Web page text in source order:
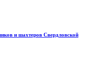
и шахтеров Свердловской